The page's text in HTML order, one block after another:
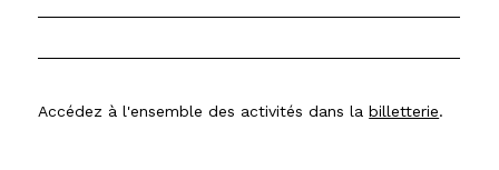
Accédez à l'ensemble des activités dans labilletterie.